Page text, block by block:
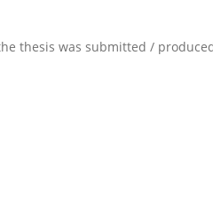
thesis was submitted /